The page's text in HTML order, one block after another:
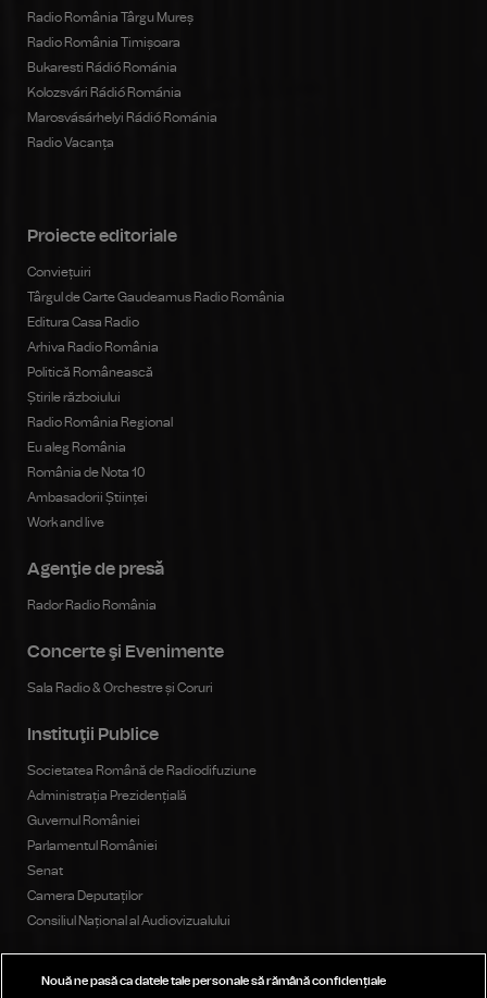
Radio România Târgu Mureș
Radio România Timișoara
Bukaresti Rádió Románia
Kolozsvári Rádió Románia
Marosvásárhelyi Rádió Románia
Radio Vacanța
Proiecte editoriale
Conviețuiri
Târgul de Carte Gaudeamus Radio România
Editura Casa Radio
Arhiva Radio România
Politică Românească
Știrile războiului
Radio România Regional
Eu aleg România
România de Nota 10
Ambasadorii Științei
Work and live
Agenţie de presă
Rador Radio România
Concerte şi Evenimente
Sala Radio & Orchestre și Coruri
Instituţii Publice
Societatea Română de Radiodifuziune
Administrația Prezidențială
Guvernul României
Parlamentul României
Senat
Camera Deputaților
Consiliul Național al Audiovizualului
Nouă ne pasă ca datele tale personale să rămână confidențiale